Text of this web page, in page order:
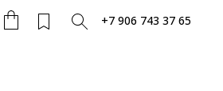
+7 906 743 37 65